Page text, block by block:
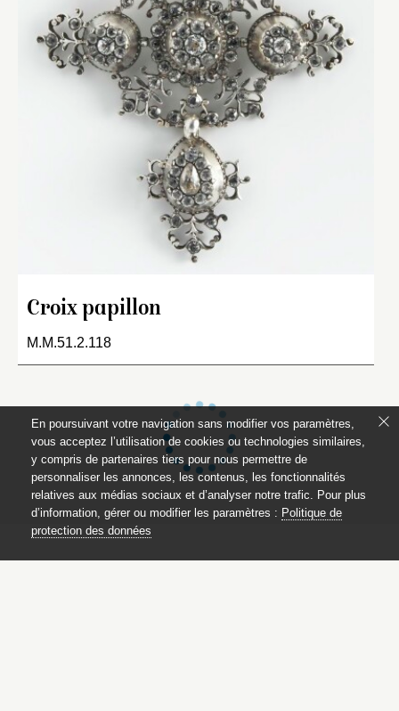
Croix papillon
M.M.51.2.118
En poursuivant votre navigation sans modifier vos paramètres,
vous acceptez l’utilisation de cookies ou technologies similaires,
y compris de partenaires tiers pour nous permettre de
personnaliser les annonces, les contenus, les fonctionnalités
relatives aux médias sociaux et d’analyser notre trafic. Pour plus
d’information, gérer ou modifier les paramètres : Politique de
protection des données